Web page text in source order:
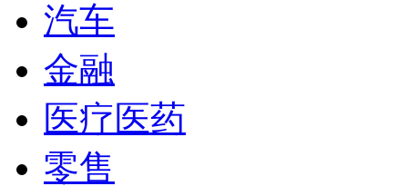
汽车
金融
医疗医药
零售